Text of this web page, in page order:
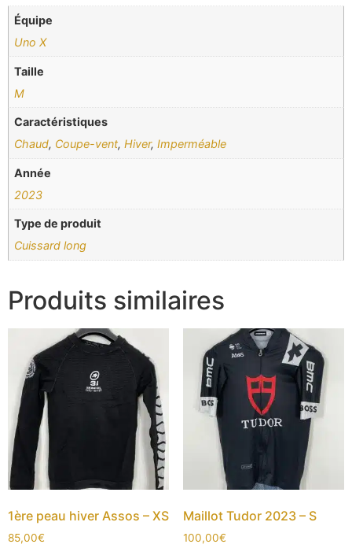
Équipe
Uno X
Taille
M
Caractéristiques
Chaud, Coupe-vent,Hiver,Imperméable
Année
2023
Type de produit
Cuissard long
Produits similaires
1ère peau hiver Assos – XS
85,00€
Maillot Tudor 2023 – S
100,00€